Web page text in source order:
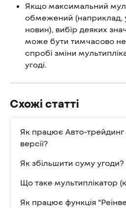
Якщо максимальний
обмежений (наприклад,
новин), вибір деяких
може бути тимчасово
спробі зміни
угоді.
Схожі статті
Як працює Авто-трейдинг
версії?
Як збільшити суму угоди?
Що таке мультиплікатор
Як працює функція